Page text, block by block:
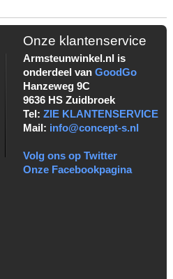
Onze klantenservice
Armsteunwinkel.nl is
onderdeel van GoodGo
Hanzeweg 9C
9636 HS Zuidbroek
Tel: ZIE KLANTENSERVICE
Mail: info@concept-s.nl
Volg ons op Twitter
Onze Facebookpagina